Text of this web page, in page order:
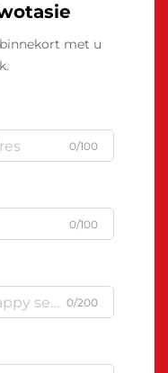
met u
0/100
0/100
0/200